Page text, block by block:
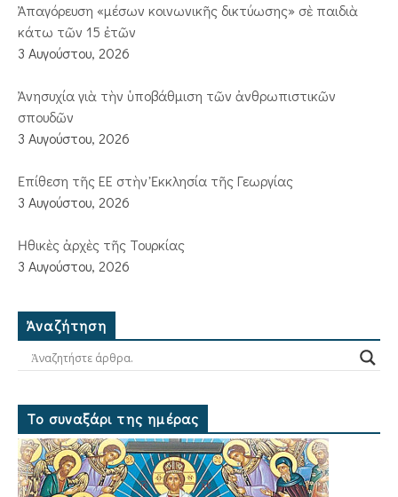
Ἀπαγόρευση «μέσων κοινωνικῆς δικτύωσης» σὲ παιδιὰ
κάτω τῶν 15 ἐτῶν
3 Αυγούστου, 2026
Ἀνησυχία γιὰ τὴν ὑποβάθμιση τῶν ἀνθρωπιστικῶν
σπουδῶν
3 Αυγούστου, 2026
Ἐπίθεση τῆς ΕΕ στὴν Ἐκκλησία τῆς Γεωργίας
3 Αυγούστου, 2026
Ἠθικὲς ἀρχὲς τῆς Τουρκίας
3 Αυγούστου, 2026
Ἀναζήτηση
Το συναξάρι της ημέρας